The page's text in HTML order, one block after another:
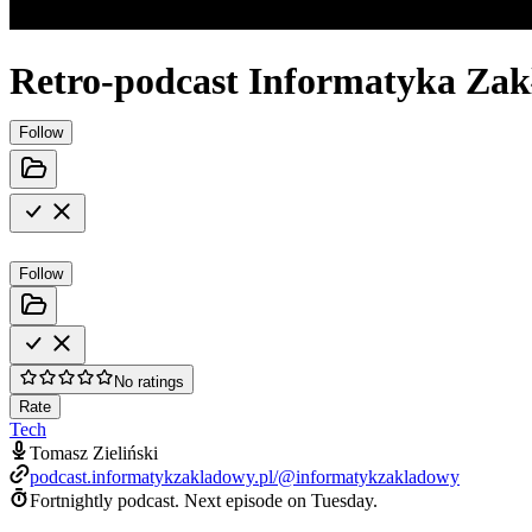
Retro-podcast Informatyka
Follow
Follow
No ratings
Rate
Tech
Tomasz Zieliński
podcast.informatykzakladowy.pl/@informatykzakladowy
Fortnightly podcast. Next episode on Tuesday.